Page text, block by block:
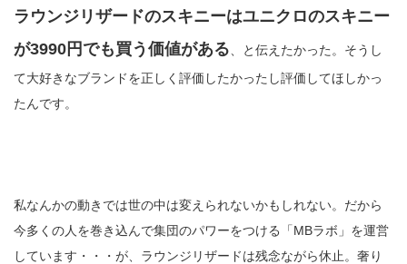
ラウンジリザードのスキニーはユニクロのスキニー
が3990円でも買う価値がある 、と伝えたかった。そうし
て大好きなブランドを正しく評価したかったし評価してほしかっ
たんです。
私なんかの動きでは世の中は変えられないかもしれない。だから
今多くの人を巻き込んで集団のパワーをつける「MBラボ」を運営
しています・・・が、ラウンジリザードは残念ながら休止。奢り